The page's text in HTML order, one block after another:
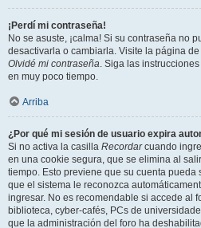
¡Perdí mi contraseña!
No se asuste, ¡calma! Si su contraseña no
desactivarla o cambiarla. Visite la página
Olvidé mi contraseña. Siga las
en muy poco tiempo.
Arriba
¿Por qué mi sesión de usuario expira
Si no activa la casilla Recordarcuando
en una cookie segura, que se elimina al
tiempo. Esto previene que su cuenta pueda
que el sistema le reconozca
ingresar. No es recomendable si accede al
biblioteca, cyber-cafés, PCs de
que la administración del foro ha